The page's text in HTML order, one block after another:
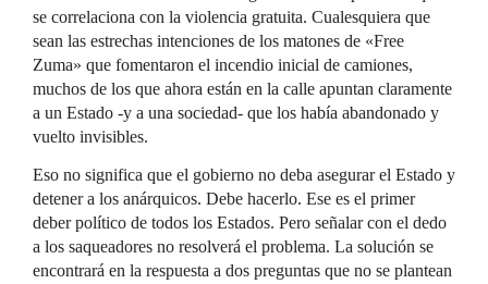
se correlaciona con la violencia gratuita. Cualesquiera que
sean las estrechas intenciones de los matones de «Free
Zuma» que fomentaron el incendio inicial de camiones,
muchos de los que ahora están en la calle apuntan claramente
a un Estado -y a una sociedad- que los había abandonado y
vuelto invisibles.
Eso no significa que el gobierno no deba asegurar el Estado y
detener a los anárquicos. Debe hacerlo. Ese es el primer
deber político de todos los Estados. Pero señalar con el dedo
a los saqueadores no resolverá el problema. La solución se
encontrará en la respuesta a dos preguntas que no se plantean